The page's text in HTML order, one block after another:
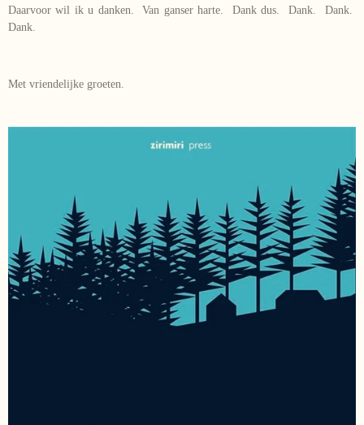
Daarvoor wil ik u danken. Van ganser harte. Dank dus. Dank. Dank.
Dank.
Met vriendelijke groeten.